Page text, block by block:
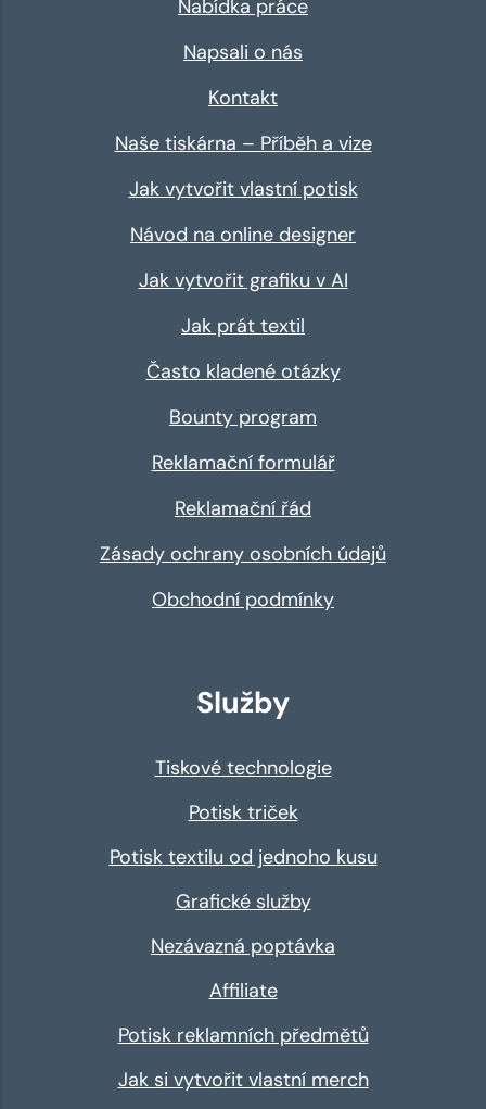
Nabídka práce
Napsali o nás
Kontakt
Naše tiskárna – Příběh a vize
Jak vytvořit vlastní potisk
Návod na online designer
Jak vytvořit grafiku v AI
Jak prát textil
Často kladené otázky
Bounty program
Reklamační formulář
Reklamační řád
Zásady ochrany osobních údajů
Obchodní podmínky
Služby
Tiskové technologie
Potisk triček
Potisk textilu od jednoho kusu
Grafické služby
Nezávazná poptávka
Affiliate
Potisk reklamních předmětů
Jak si vytvořit vlastní merch